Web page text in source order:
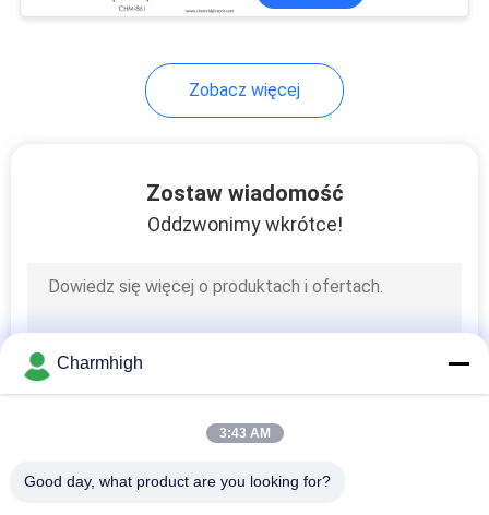
Akcesoria SMT
Maszyna do
lutowania falą
Zobacz więcej
Zostaw wiadomość
Oddzwonimy wkrótce!
Charmhigh
3:43 AM
Good day, what product are you looking for?